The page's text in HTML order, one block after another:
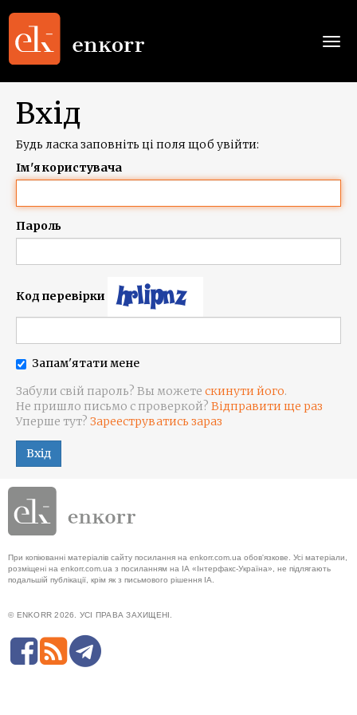
Вхід
Будь ласка заповніть ці поля щоб увійти:
Ім'я користувача
Пароль
Код перевірки
Запам'ятати мене
Забули свій пароль? Вы можете скинути його.
Не пришло письмо с проверкой? Відправити ще раз
Уперше тут? Зарееструватись зараз
Вхід
При копіюванні матеріалів сайту посилання на enkorr.com.ua обов'язкове. Усі матеріали,
розміщені на enkorr.com.ua з посиланням на ІА «Інтерфакс-Україна», не підлягають
подальшій публікації, крім як з письмового рішення ІА.
© ENKORR 2026. УСІ ПРАВА ЗАХИЩЕНІ.